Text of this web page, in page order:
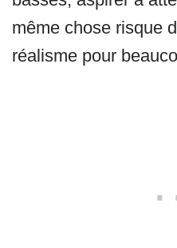
même chose risque
réalisme pour